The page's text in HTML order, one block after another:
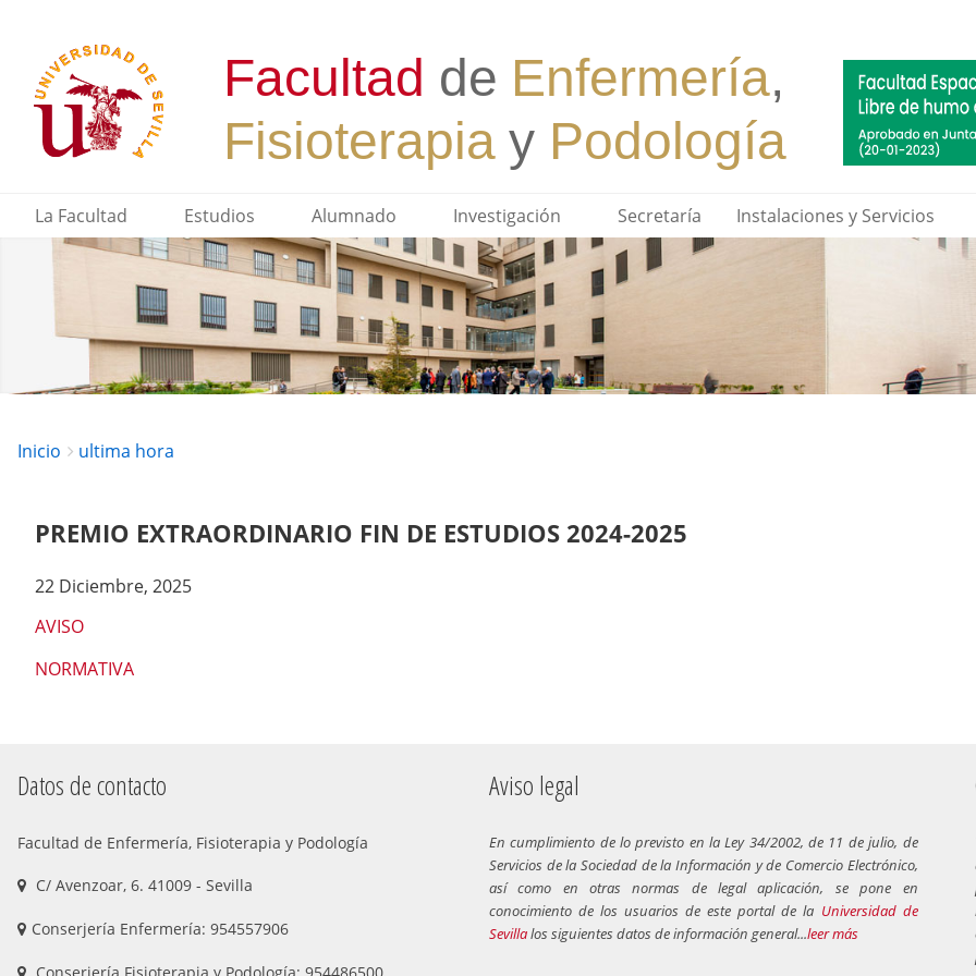
La Facultad Estudios Alumnado Investigación Secretaría Instalaciones y Servicios
Breadcrumbs
You
Inicio ultima hora
PREMIO EXTRAORDINARIO FIN DE ESTUDIOS 2024-2025
22 Diciembre, 2025
AVISO
NORMATIVA
Datos de contacto
Facultad de Enfermería, Fisioterapia y Podología
C/ Avenzoar, 6. 41009 - Sevilla
Conserjería Enfermería: 954557906
Aviso legal
En cumplimiento de lo previsto en la Ley 34/2002, de 11 de julio, de
Servicios de la Sociedad de la Información y de Comercio Electrónico,
así como en otras normas de legal aplicación, se pone en
conocimiento de los usuarios de este portal de la Universidad de
Sevillalos siguientes datos de información general...leer más